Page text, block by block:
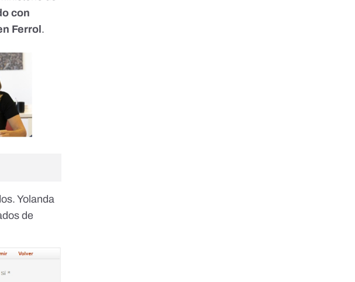
con
Ferrol .
Yolanda
de